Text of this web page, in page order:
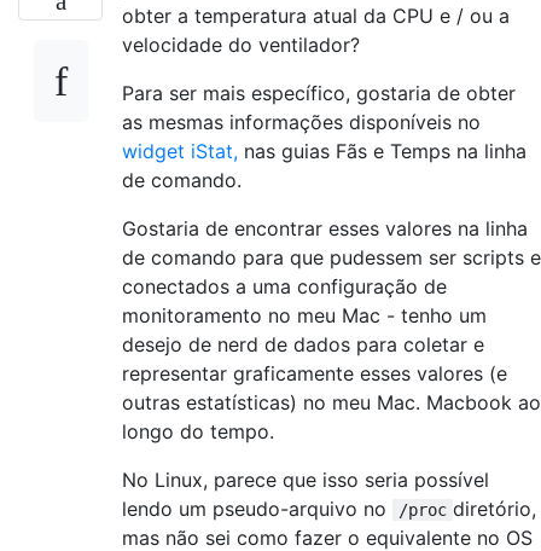
obter a temperatura atual da CPU e / ou a
velocidade do ventilador?
Para ser mais específico, gostaria de obter
as mesmas informações disponíveis no
widget iStat, nas guias Fãs e Temps na linha
de comando.
Gostaria de encontrar esses valores na linha
de comando para que pudessem ser scripts e
conectados a uma configuração de
monitoramento no meu Mac - tenho um
desejo de nerd de dados para coletar e
representar graficamente esses valores (e
outras estatísticas) no meu Mac. Macbook ao
longo do tempo.
No Linux, parece que isso seria possível
lendo um pseudo-arquivo no
/proc diretório,
mas não sei como fazer o equivalente no OS